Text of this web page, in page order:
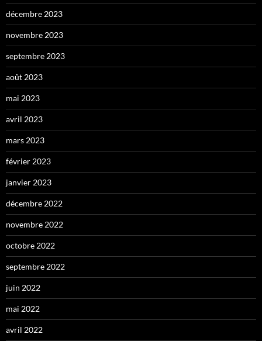
décembre 2023
novembre 2023
septembre 2023
août 2023
mai 2023
avril 2023
mars 2023
février 2023
janvier 2023
décembre 2022
novembre 2022
octobre 2022
septembre 2022
juin 2022
mai 2022
avril 2022